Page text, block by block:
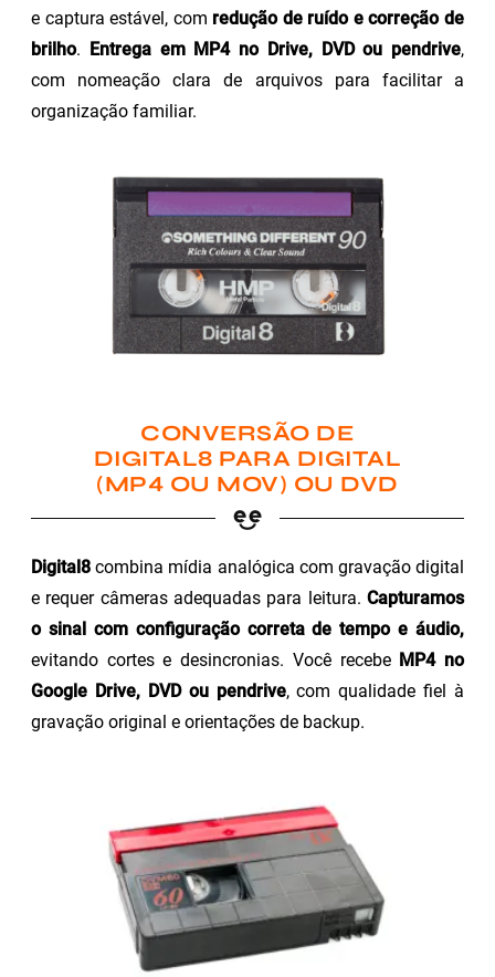
e captura estável, com redução de ruído e correção de
brilho. Entrega em MP4 no Drive, DVD ou pendrive,
com nomeação clara de arquivos para facilitar a
organização familiar.
CONVERSÃO DE
DIGITAL8 PARA DIGITAL
(MP4 OU MOV) OU DVD
Digital8 combina mídia analógica com gravação digital
e requer câmeras adequadas para leitura. Capturamos
o sinal com configuração correta de tempo e áudio,
evitando cortes e desincronias. Você recebe MP4 no
Google Drive, DVD ou pendrive, com qualidade fiel à
gravação original e orientações de backup.